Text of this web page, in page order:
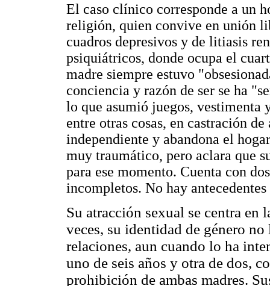
El caso clínico corresponde a un
religión, quien convive en unión
cuadros depresivos y de litiasis
psiquiátricos, donde ocupa el
madre siempre estuvo
conciencia y razón de ser se ha
lo que asumió juegos, vestimenta
entre otras cosas, en castración
independiente y abandona el
muy traumático, pero aclara que
para ese momento. Cuenta con
incompletos. No hay
Su atracción sexual se centra en
veces, su identidad de género
relaciones, aun cuando lo ha
uno de seis años y otra de dos,
prohibición de ambas madres.